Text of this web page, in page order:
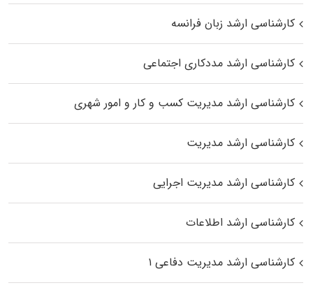
کارشناسی ارشد زبان فرانسه
کارشناسی ارشد مددکاری اجتماعی
کارشناسی ارشد مدیریت کسب و کار و امور شهری
کارشناسی ارشد مدیریت
کارشناسی ارشد مدیریت اجرایی
کارشناسی ارشد اطلاعات
کارشناسی ارشد مدیریت دفاعی ۱